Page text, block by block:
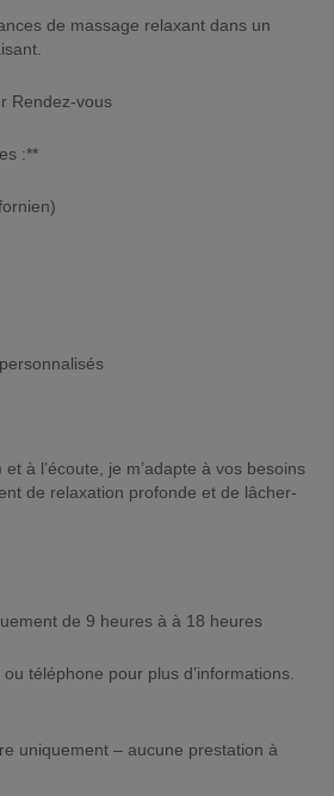
de massage relaxant dans un
Rendez-vous
:**
à l’écoute, je m’adapte à vos besoins
de relaxation profonde et de lâcher-
de 9 heures à à 18 heures
téléphone pour plus d’informations.
uniquement – aucune prestation à